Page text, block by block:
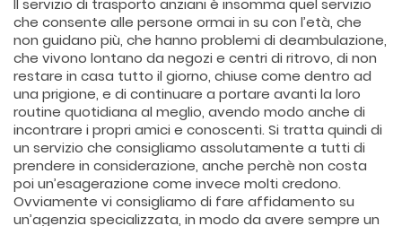
Il servizio di trasporto anziani è insomma quel servizio
che consente alle persone ormai in su con l’età, che
non guidano più, che hanno problemi di deambulazione,
che vivono lontano da negozi e centri di ritrovo, di non
restare in casa tutto il giorno, chiuse come dentro ad
una prigione, e di continuare a portare avanti la loro
routine quotidiana al meglio, avendo modo anche di
incontrare i propri amici e conoscenti. Si tratta quindi di
un servizio che consigliamo assolutamente a tutti di
prendere in considerazione, anche perchè non costa
poi un’esagerazione come invece molti credono.
Ovviamente vi consigliamo di fare affidamento su
un’agenzia specializzata, in modo da avere sempre un